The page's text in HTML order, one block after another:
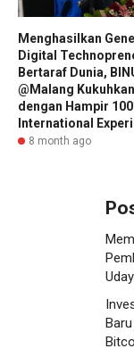
Menghasilkan
Digital
Bertaraf Dunia,
@Malang
dengan Hampir
International
8 month ago